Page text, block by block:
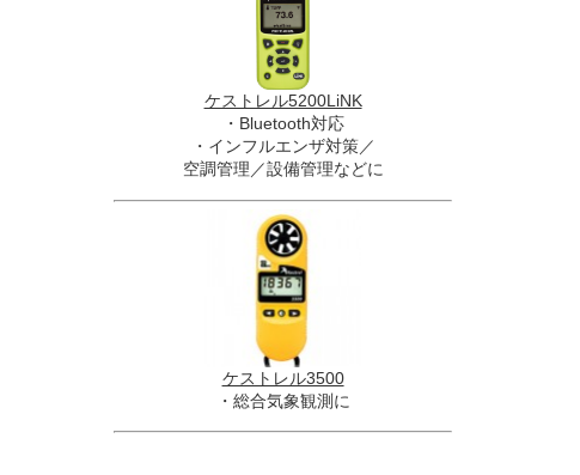
ケストレル5200LiNK
・Bluetooth対応
・インフルエンザ対策／
空調管理／設備管理などに
ケストレル3500
・総合気象観測に